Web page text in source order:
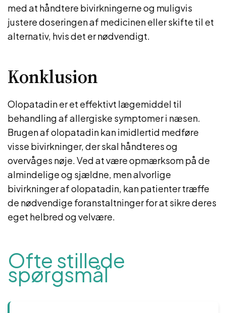
med at håndtere bivirkningerne og muligvis
justere doseringen af medicinen eller skifte til et
alternativ, hvis det er nødvendigt.
Konklusion
Olopatadin er et effektivt lægemiddel til
behandling af allergiske symptomer i næsen.
Brugen af olopatadin kan imidlertid medføre
visse bivirkninger, der skal håndteres og
overvåges nøje. Ved at være opmærksom på de
almindelige og sjældne, men alvorlige
bivirkninger af olopatadin, kan patienter træffe
de nødvendige foranstaltninger for at sikre deres
eget helbred og velvære.
Ofte stillede
spørgsmål